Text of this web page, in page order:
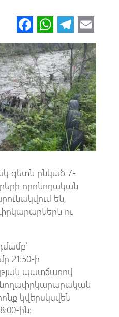
Fa
ce
b
o
o
k
W
h
at
s
A
p
p
Te
le
gr
a
m
m
ail
գետն ընկած 7-
որոնողական
են,
ու
21։50-ի
պատճառով
կվերսկսվեն
ին։